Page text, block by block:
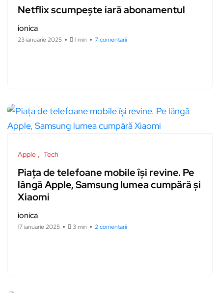
Netflix scumpește iară abonamentul
ionica
23 ianuarie 2025 1 min 7 comentarii
Apple Tech
Piața de telefoane mobile își revine. Pe
lângă Apple, Samsung lumea cumpără și
Xiaomi
ionica
17 ianuarie 2025 3 min 2 comentarii